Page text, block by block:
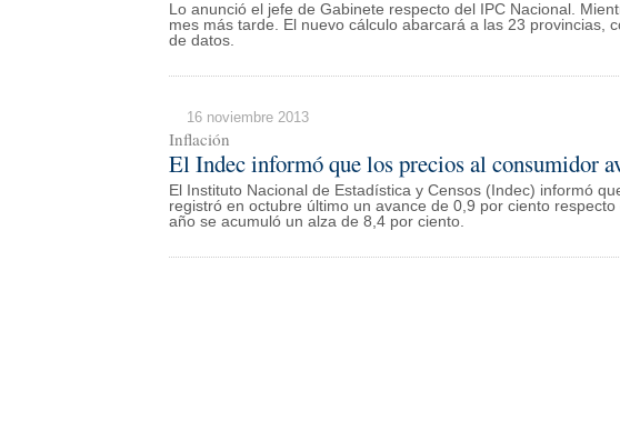
Lo anunció el jefe de Gabinete respecto del IPC Nacional.
mes más tarde. El nuevo cálculo abarcará a las 23 provincias,
de datos.
16 noviembre 2013
Inflación
El Indec informó que los precios al consumidor
El Instituto Nacional de Estadística y Censos (Indec) informó
registró en octubre último un avance de 0,9 por ciento
año se acumuló un alza de 8,4 por ciento.